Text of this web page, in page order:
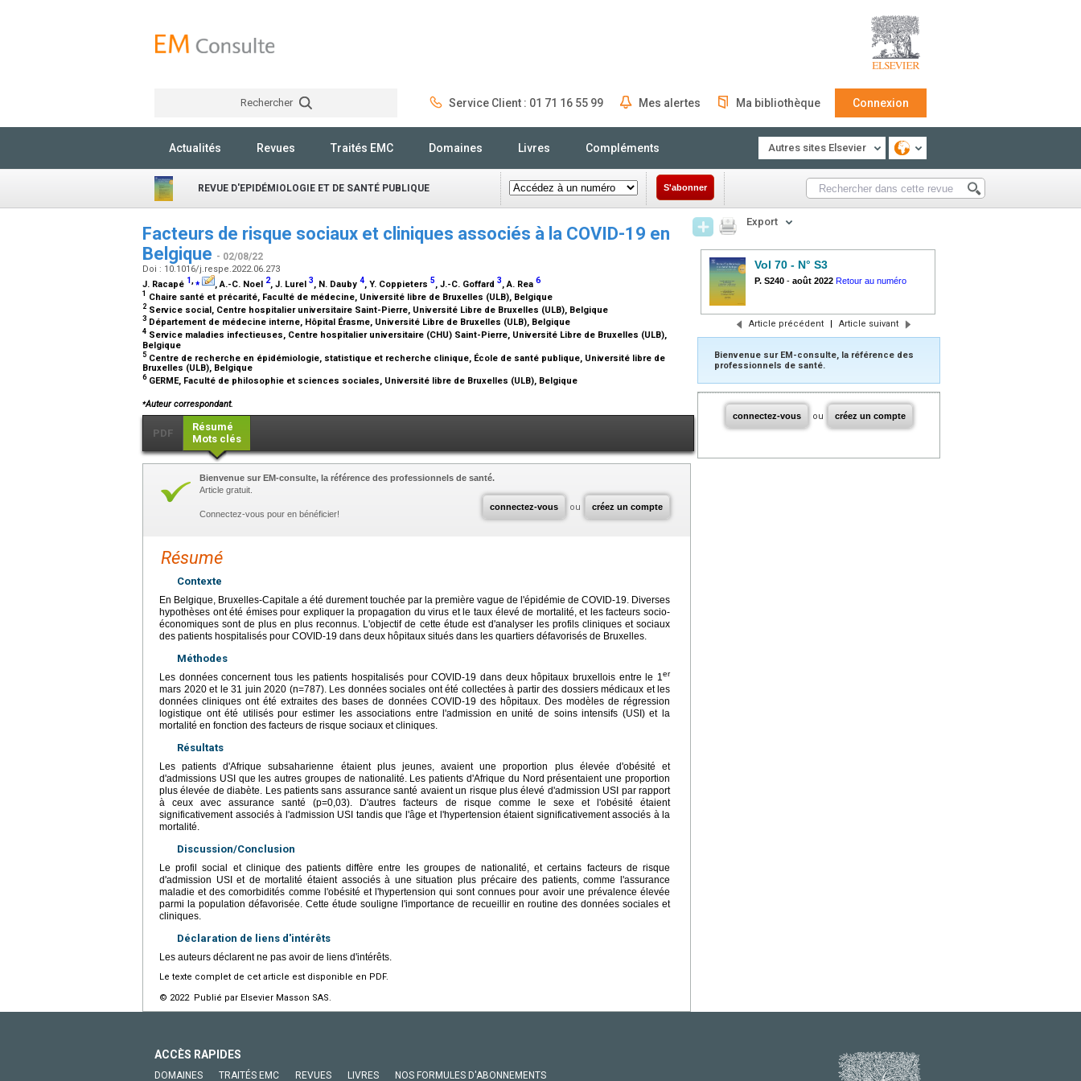
Rechercher Service Client : 01 71 16 55 99 Mes alertes Ma bibliothèque Connexion
Actualités Revues Traités EMC Domaines Livres Compléments Autres sites Elsevier
REVUE D'EPIDÉMIOLOGIE ET DE SANTÉ PUBLIQUE S'abonner
Facteurs de risque sociaux et cliniques associés à la COVID-19 en
Belgique - 02/08/22
Doi : 10.1016/j.respe.2022.06.273
J. Racapé 1,⁎ , A.-C. Noel 2, J. Lurel 3, N. Dauby 4, Y. Coppieters 5, J.-C. Goffard 3, A. Rea 6
1 Chaire santé et précarité, Faculté de médecine, Université libre de Bruxelles (ULB), Belgique
2 Service social, Centre hospitalier universitaire Saint-Pierre, Université Libre de Bruxelles (ULB), Belgique
3 Département de médecine interne, Hôpital Érasme, Université Libre de Bruxelles (ULB), Belgique
4 Service maladies infectieuses, Centre hospitalier universitaire (CHU) Saint-Pierre, Université Libre de Bruxelles (ULB),
Belgique
5 Centre de recherche en épidémiologie, statistique et recherche clinique, École de santé publique, Université libre de
Bruxelles (ULB), Belgique
6GERME, Faculté de philosophie et sciences sociales, Université libre de Bruxelles (ULB), Belgique
⁎Auteur correspondant.
PDF
Résumé
Mots clés
connectez-vous ou créez un compte
Bienvenue sur EM-consulte, la référence des professionnels de santé.
Article gratuit.
Connectez-vous pour en bénéficier!
Résumé
Contexte
En Belgique, Bruxelles-Capitale a été durement touchée par la première vague de l'épidémie de COVID-19. Diverses
hypothèses ont été émises pour expliquer la propagation du virus et le taux élevé de mortalité, et les facteurs socio-
économiques sont de plus en plus reconnus. L'objectif de cette étude est d'analyser les profils cliniques et sociaux
des patients hospitalisés pour COVID-19 dans deux hôpitaux situés dans les quartiers défavorisés de Bruxelles.
Méthodes
Les données concernent tous les patients hospitalisés pour COVID-19 dans deux hôpitaux bruxellois entre le 1 er
mars 2020 et le 31 juin 2020 (n=787). Les données sociales ont été collectées à partir des dossiers médicaux et les
données cliniques ont été extraites des bases de données COVID-19 des hôpitaux. Des modèles de régression
logistique ont été utilisés pour estimer les associations entre l'admission en unité de soins intensifs (USI) et la
mortalité en fonction des facteurs de risque sociaux et cliniques.
Résultats
Les patients d'Afrique subsaharienne étaient plus jeunes, avaient une proportion plus élevée d'obésité et
d'admissions USI que les autres groupes de nationalité. Les patients d'Afrique du Nord présentaient une proportion
plus élevée de diabète. Les patients sans assurance santé avaient un risque plus élevé d'admission USI par rapport
à ceux avec assurance santé (p=0,03). D'autres facteurs de risque comme le sexe et l'obésité étaient
significativement associés à l'admission USI tandis que l'âge et l'hypertension étaient significativement associés à la
mortalité.
Discussion/Conclusion
Le profil social et clinique des patients diffère entre les groupes de nationalité, et certains facteurs de risque
d'admission USI et de mortalité étaient associés à une situation plus précaire des patients, comme l'assurance
maladie et des comorbidités comme l'obésité et l'hypertension qui sont connues pour avoir une prévalence élevée
parmi la population défavorisée. Cette étude souligne l'importance de recueillir en routine des données sociales et
cliniques.
Déclaration de liens d'intérêts
Les auteurs déclarent ne pas avoir de liens d'intérêts.
Le texte complet de cet article est disponible en PDF.
© 2022 Publié par Elsevier Masson SAS.
Export
Vol 70 - N° S3
P. S240 - août 2022 Retour au numéro
Article précédent | Article suivant
Bienvenue sur EM-consulte, la référence des
professionnels de santé.
connectez-vous ou créez un compte
ACCÈS RAPIDES
DOMAINES TRAITÉS EMC REVUES LIVRES NOS FORMULES D'ABONNEMENTS